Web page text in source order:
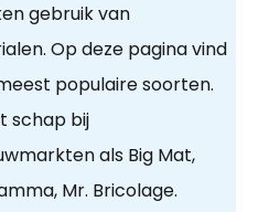
gebruik van
Op deze pagina vind
populaire soorten.
schap bij
als Big Mat,
Mr. Bricolage.